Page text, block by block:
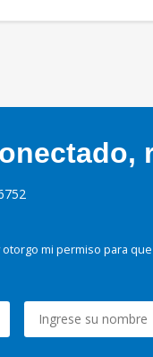
otorgo mi permiso para